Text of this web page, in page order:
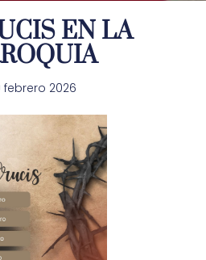
EN LA
febrero 2026